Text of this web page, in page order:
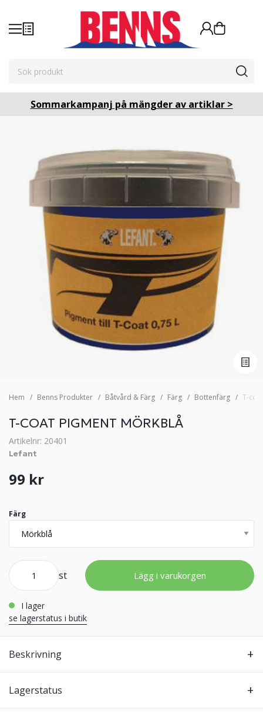
Sommarkampanj på mängder av artiklar >
Hem Benns Produkter Båtvård & Färg Färg Bottenfärg T-
T-COAT PIGMENT MÖRKBLÅ
Artikelnr: 20401
Lefant
99 kr
Färg
st Lägg i varukorgen
i lager
se lagerstatus i butik
Beskrivning
Lagerstatus